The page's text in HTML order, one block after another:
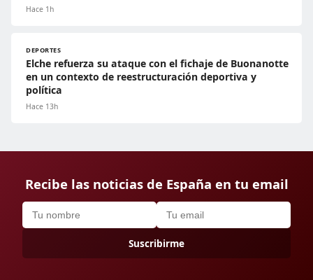
Hace 1h
DEPORTES
Elche refuerza su ataque con el fichaje de Buonanotte
en un contexto de reestructuración deportiva y
política
Hace 13h
Recibe las noticias de España en tu email
Suscribirme